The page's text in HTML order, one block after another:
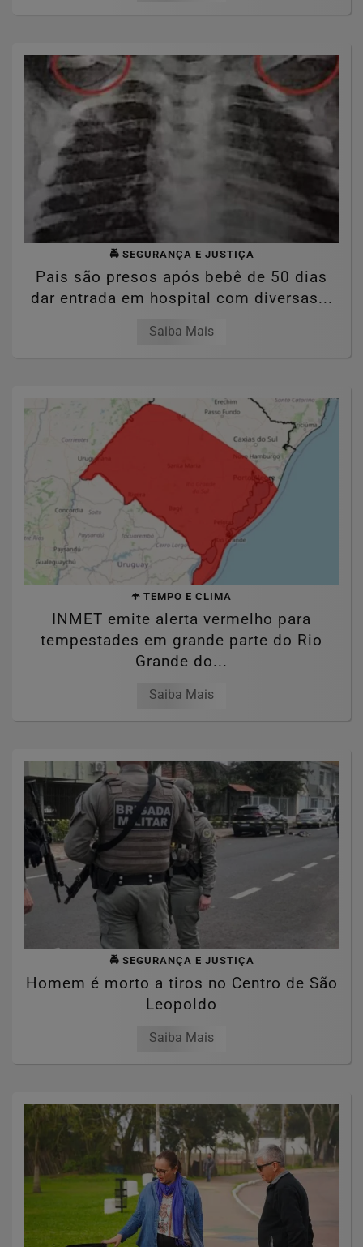
🚔 SEGURANÇA E JUSTIÇA
Pais são presos após bebê de 50 dias
dar entrada em hospital com diversas...
Saiba Mais
☂️ TEMPO E CLIMA
INMET emite alerta vermelho para
tempestades em grande parte do Rio
Grande do...
Saiba Mais
🚔 SEGURANÇA E JUSTIÇA
Homem é morto a tiros no Centro de São
Leopoldo
Saiba Mais